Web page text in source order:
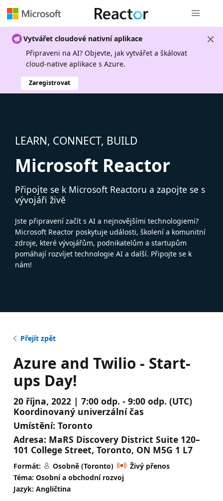
Vytvářet cloudové nativní aplikace
Připraveni na AI? Objevte, jak vytvářet a škálovat
cloud-native aplikace s Azure.
Zaregistrovat
LEARN, CONNECT, BUILD
Microsoft Reactor
Připojte se k Microsoft Reactoru a zapojte se s
vývojáři živě
Jste připravení začít s AI a nejnovějšími technologiemi?
Microsoft Reactor poskytuje události, školení a komunitní
zdroje, které vývojářům, podnikatelům a startupům
pomáhají rozvíjet technologie AI a další. Připojte se k
nám!
Přejít zpět
Azure and Twilio - Start-
ups Day!
20 října, 2022 | 7:00 odp. - 9:00 odp. (UTC)
Koordinovaný univerzální čas
Umístění: Toronto
Adresa: MaRS Discovery District Suite 120–
101 College Street, Toronto, ON M5G 1 L7
Formát: Osobně (Toronto)
Živý přenos
Téma: Osobní a obchodní rozvoj
Jazyk: Angličtina